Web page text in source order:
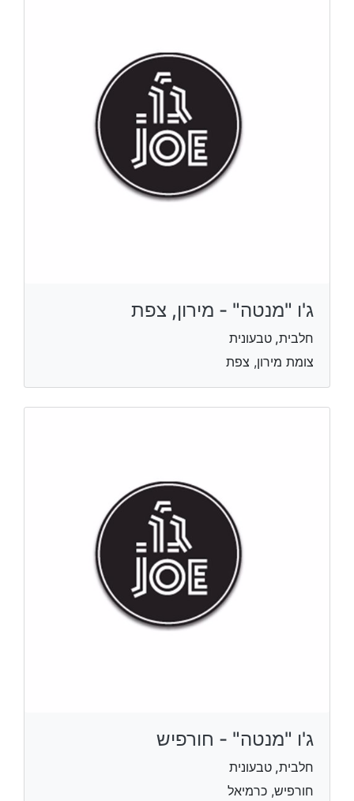
ג'ו "מנטה" - מירון, צפת
חלבית, טבעונית
צומת מירון, צפת
ג'ו "מנטה" - חורפיש
חלבית, טבעונית
חורפיש, כרמיאל